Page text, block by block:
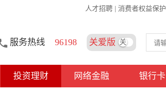
人才招聘 消费者权益保护
服务热线 96198 关爱版 关
投资理财 网络金融 银行卡